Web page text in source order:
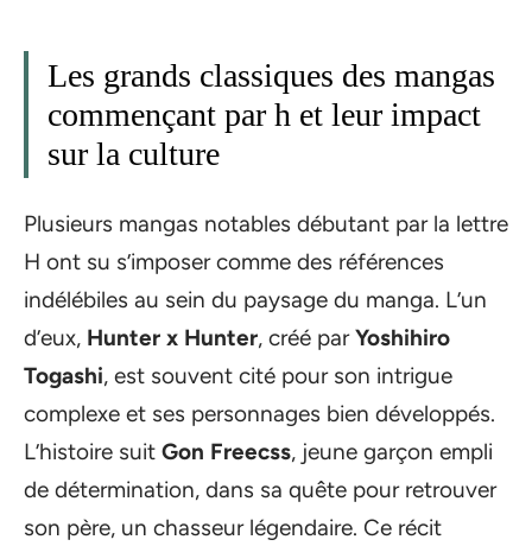
Les grands classiques des mangas
commençant par h et leur impact
sur la culture
Plusieurs mangas notables débutant par la lettre
H ont su s’imposer comme des références
indélébiles au sein du paysage du manga. L’un
d’eux, Hunter x Hunter, créé parYoshihiro
Togashi, est souvent cité pour son intrigue
complexe et ses personnages bien développés.
L’histoire suit Gon Freecss, jeune garçon empli
de détermination, dans sa quête pour retrouver
son père, un chasseur légendaire. Ce récit